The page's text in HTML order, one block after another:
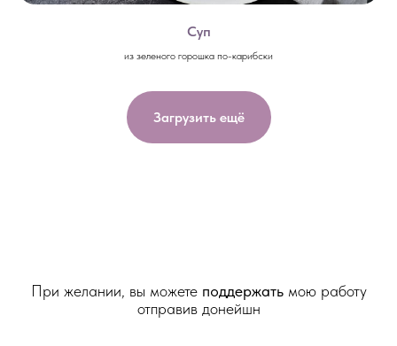
Суп
из зеленого горошка по-карибски
Загрузить ещё
При желании, вы можете поддержать мою работу
отправив донейшн